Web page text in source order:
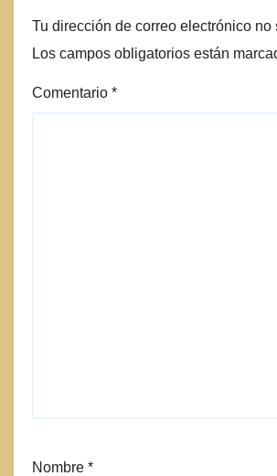
Tu dirección de correo electrónico no
Los campos obligatorios están
Comentario *
Nombre *